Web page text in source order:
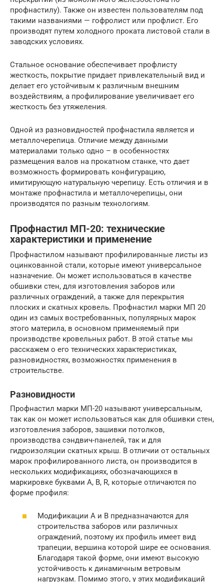
профнастилу). Также он известен пользователям под
такими названиями — гофролист или профлист. Его
производят путем холодного проката листовой стали в
заводских условиях.
Стальное основание обеспечивает профлисту
жесткость, покрытие придает привлекательный вид и
делает его устойчивым к различным внешним
воздействиям, а профилирование увеличивает его
жесткость без утяжеления.
Одной из разновидностей профнастила является и
металлочерепица. Отличие между данными
материалами только одно – в особенностях
размещения валов на прокатном станке, что дает
возможность формировать конфигурацию,
имитирующую натуральную черепицу. Есть отличия и в
монтаже профнастила и металлочерепицы, они
производятся по разным технологиям.
Профнастил МП-20: технические
характеристики и применение
Профнастилом называют профилированные листы из
оцинкованной стали, которые имеют универсальное
назначение. Он может использоваться в качестве
обшивки стен, для изготовления заборов или
различных ограждений, а также для перекрытия
плоских и скатных кровель. Профнастил марки МП 20
один из самых востребованных, популярных марок
этого материла, в основном применяемый при
производстве кровельных работ. В этой статье мы
расскажем о его технических характеристиках,
разновидностях, возможностях применения в
строительстве.
Разновидности
Профнастил марки МП-20 называют универсальным,
так как он может использоваться как для обшивки стен,
изготовления заборов, зашивки потолков,
производства сэндвич-панелей, так и для
гидроизоляции скатных крыш. В отличии от остальных
марок профилированного листа, он производится в
нескольких модификациях, обозначающихся в
маркировке буквами A, B, R, которые отличаются по
форме профиля:
Модификации А и В предназначаются для
строительства заборов или различных
ограждений, поэтому их профиль имеет вид
трапеции, вершина которой шире ее основания.
Благодаря такой форме, они имеют высокую
устойчивость к динамичным ветровым
нагрузкам. Помимо этого, у этих модификаций